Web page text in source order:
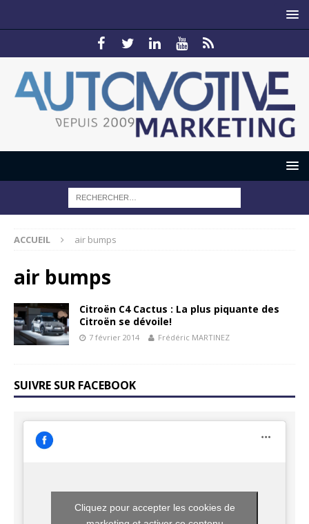
ACCUEIL air bumps
air bumps
Citroën C4 Cactus : La plus piquante des
Citroën se dévoile!
7 février 2014 Frédéric MARTINEZ
SUIVRE SUR FACEBOOK
Cliquez pour accepter les cookies de